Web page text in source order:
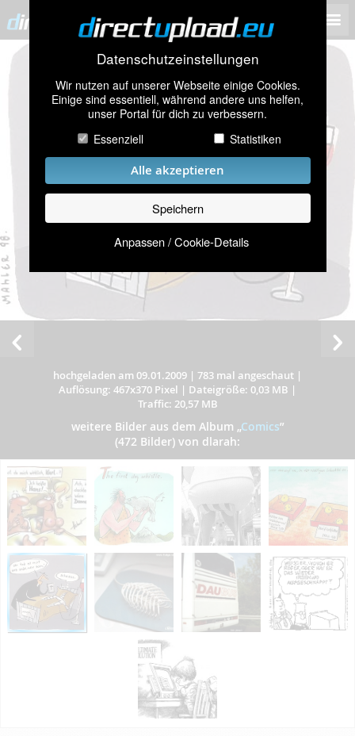
Datenschutzeinstellungen
Wir nutzen auf unserer Webseite einige Cookies.
Einige sind essentiell, während andere uns helfen,
unser Portal für dich zu verbessern.
Essenziell
Statistiken
Alle akzeptieren
Speichern
Anpassen / Cookie-Details
hochgeladen am 09.01.2009 | 783 mal angeschaut |
Auflösung: 467x370 Pixel | Dateigröße: 0,03 MB |
Traffic: 20,57 MB
weitere Bilder aus dem Album „Comics”
(472 Bilder) von dlarah: